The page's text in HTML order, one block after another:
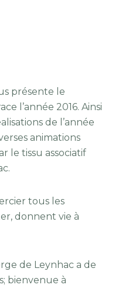
présente le
l’année 2016. Ainsi
de l’année
animations
le tissu associatif
tous les
donnent vie à
de Leynhac a de
bienvenue à